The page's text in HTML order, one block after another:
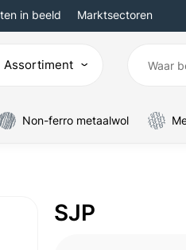
in beeld Marktsectoren
Assortiment
Non-ferro metaalwol
SJP